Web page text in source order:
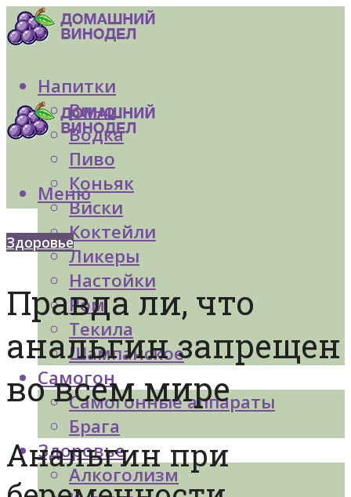
Напитки
Вино
Водка
Пиво
Коньяк
Виски
Коктейли
Ликеры
Настойки
Ром
Текила
Шампанское
Самогон
Самогонные аппараты
Брага
Здоровье
Алкоголизм
Меню
Здоровье
Правда ли, что
анальгин запрещен
во всем мире
Анальгин при